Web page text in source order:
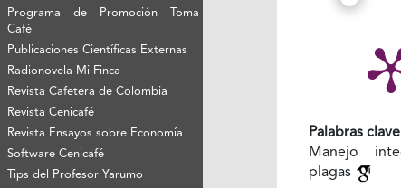
Programa de Promoción Toma
Café
Publicaciones Científicas Externas
Radionovela Mi Finca
Revista Cafetera de Colombia
Revista Cenicafé
Revista Ensayos sobre Economía
Software Cenicafé
Tips del Profesor Yarumo
Palabras clave
Manejo
plagas